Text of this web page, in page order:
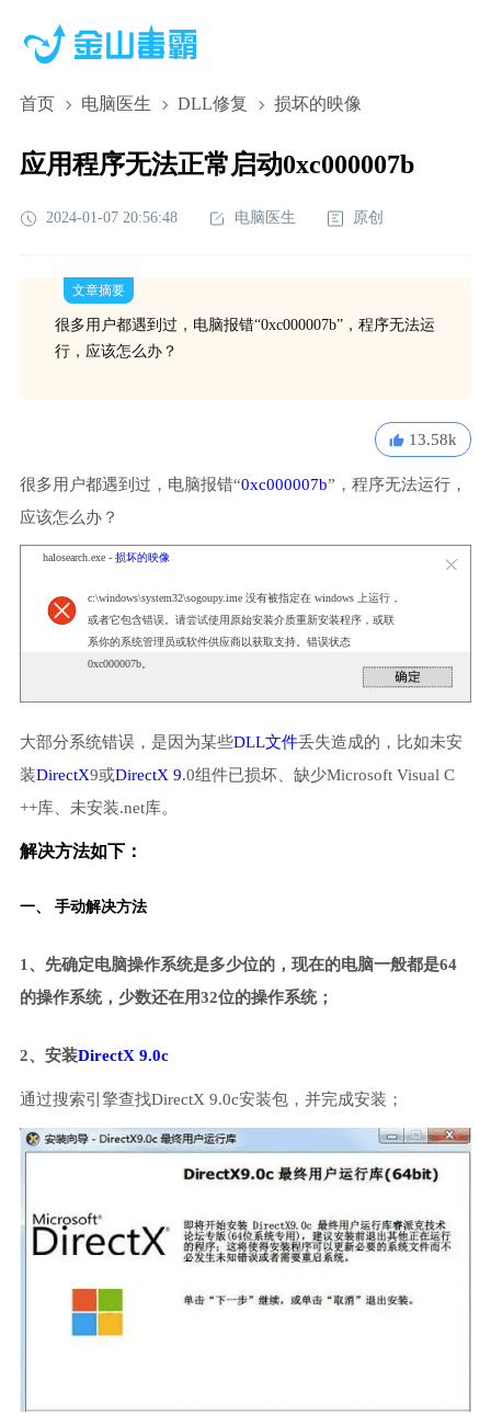
首页 电脑医生 DLL修复 损坏的映像
应用程序无法正常启动0xc000007b
2024-01-07 20:56:48 电脑医生 原创
文章摘要
很多用户都遇到过，电脑报错“0xc000007b”，程序无法运
行，应该怎么办？
13.58k
很多用户都遇到过，电脑报错“0xc000007b”，程序无法运行，
应该怎么办？
halosearch.exe - 损坏的映像
c:\windows\system32\sogoupy.ime 没有被指定在 windows 上运行，
或者它包含错误。请尝试使用原始安装介质重新安装程序，或联
系你的系统管理员或软件供应商以获取支持。错误状态
0xc000007b。
大部分系统错误，是因为某些DLL文件丢失造成的，比如未安
装DirectX9或DirectX 9.0组件已损坏、缺少Microsoft Visual C
++库、未安装.net库。
解决方法如下：
一、 手动解决方法
1、先确定电脑操作系统是多少位的，现在的电脑一般都是64
的操作系统，少数还在用32位的操作系统；
2、安装DirectX 9.0c
通过搜索引擎查找DirectX 9.0c安装包，并完成安装；